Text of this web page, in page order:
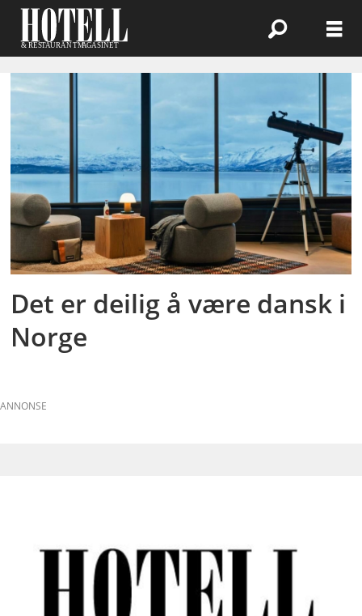
Emne:
gjennomsnittspris
Det er deilig å være dansk i
Norge
ANNONSE